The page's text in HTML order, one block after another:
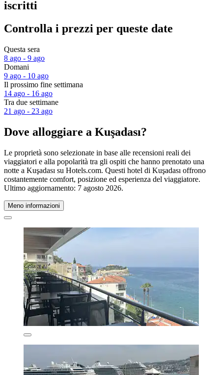
iscritti
Controlla i prezzi per queste date
Questa sera
8 ago - 9 ago
Domani
9 ago - 10 ago
Il prossimo fine settimana
14 ago - 16 ago
Tra due settimane
21 ago - 23 ago
Dove alloggiare a Kuşadası?
Le proprietà sono selezionate in base alle recensioni reali dei
viaggiatori e alla popolarità tra gli ospiti che hanno prenotato una
notte a Kuşadası su Hotels.com. Questi hotel di Kuşadası offrono
costantemente comfort, posizione ed esperienza del viaggiatore.
Ultimo aggiornamento: 7 agosto 2026.
Meno informazioni